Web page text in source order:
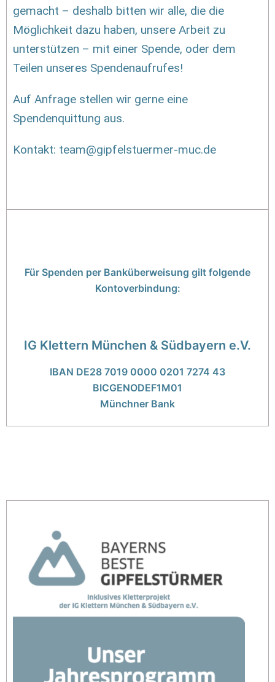
gemacht – deshalb bitten wir alle, die die
Möglichkeit dazu haben, unsere Arbeit zu
unterstützen – mit einer Spende, oder dem
Teilen unseres Spendenaufrufes!
Auf Anfrage stellen wir gerne eine
Spendenquittung aus.
Kontakt: team@gipfelstuermer-muc.de
Für Spenden per Banküberweisung gilt folgende
Kontoverbindung:
IG Klettern München & Südbayern e.V.
IBAN DE28 7019 0000 0201 7274 43
BICGENODEF1M01
Münchner Bank